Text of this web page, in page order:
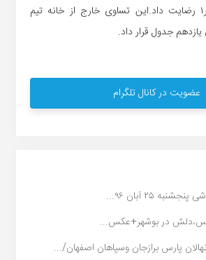
تلاش به تساوی ۱بر۱ رضایت داد.این تساوی خارج از خانه تیم
جدول قرار داد.
عضویت در کانال تلگرام
۲۵ آبان ۹۶...
در بوشهر+عکس...
پارس برازجان وسپاهان اصفهان/...